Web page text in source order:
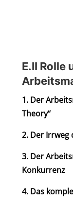
E.II Rolle
1. Der
Theory“
2. Der Irrweg
3. Der
Konkurrenz
4. Das